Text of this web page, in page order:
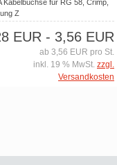
Kabelbuchse für RG 58, Crimp,
Z
EUR - 3,56 EUR
ab 3,56 EUR pro St.
inkl. 19 % MwSt. zzgl.
Versandkosten